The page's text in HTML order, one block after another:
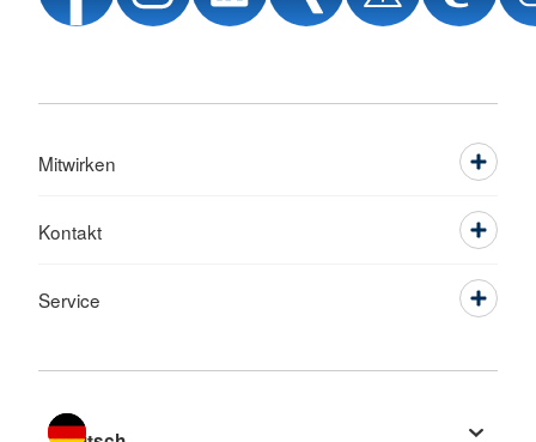
Mitwirken
Kontakt
Service
Sprache wechseln zu